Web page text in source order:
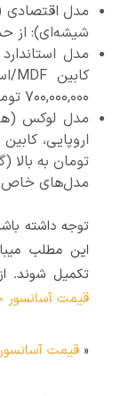
مدل اقتصادی
شیشه‌ای): از حدود ۳۵۰,۰۰۰,۰۰۰ تا
مدل
۷۰۰,۰۰۰,۰۰۰ تومان
مدل‌های خاص
توجه داشته
این مطلب
تکمیل شوند.
قیمت آسانسور
« قیمت آسانسور